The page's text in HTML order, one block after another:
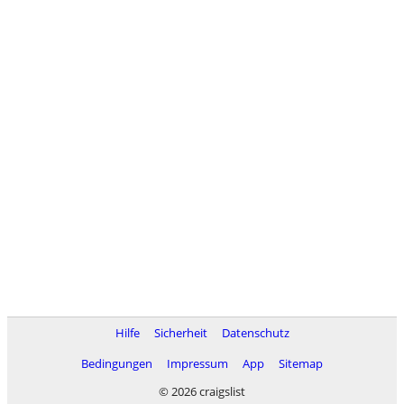
Hilfe Sicherheit
Datenschutz
Bedingungen
Impressum App
Sitemap
© 2026 craigslist